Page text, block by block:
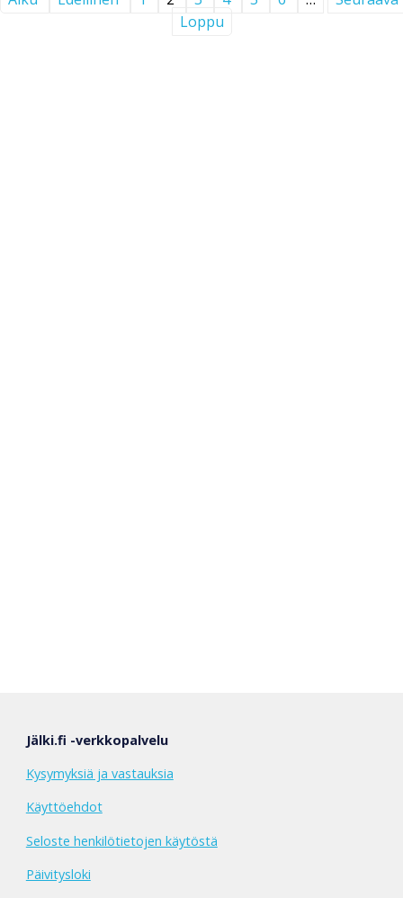
Loppu
Jälki.fi -verkkopalvelu
Kysymyksiä ja vastauksia
Käyttöehdot
Seloste henkilötietojen käytöstä
Päivitysloki